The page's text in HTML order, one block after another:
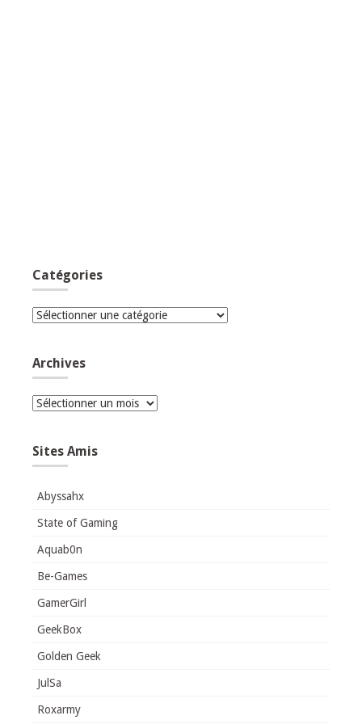
Catégories
Catégories
Archives
Archives
Sites Amis
Abyssahx
State of Gaming
Aquab0n
Be-Games
GamerGirl
GeekBox
Golden Geek
JulSa
Roxarmy